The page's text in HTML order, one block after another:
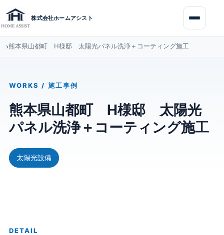
ン
ン
ビ
ー
›熊本県山都町 H様邸 太陽光パネル洗浄＋コーティング施工
WORKS / 施工事例
熊本県山都町 H様邸 太陽光
パネル洗浄＋コーティング施工
太陽光設備
DETAIL
株式会社ホームアシスト